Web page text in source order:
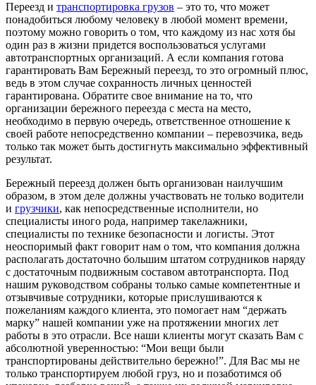
Переезд и транспортировка грузов – это то, что может
понадобиться любому человеку в любой момент времени,
поэтому можно говорить о том, что каждому из нас хотя бы
один раз в жизни придется воспользоваться услугами
автотранспортных организаций. А если компания готова
гарантировать Вам Бережный переезд, то это огромный плюс,
ведь в этом случае сохранность личных ценностей
гарантирована. Обратите свое внимание на то, что
организации бережного переезда с места на место,
необходимо в первую очередь, ответственное отношение к
своей работе непосредственно компании – перевозчика, ведь
только так может быть достигнуть максимально эффективный
результат.
Бережный переезд должен быть организован наилучшим
образом, в этом деле должны участвовать не только водители
и грузчики, как непосредственные исполнители, но
специалисты иного рода, например такелажники,
специалисты по технике безопасности и логисты. Этот
неоспоримый факт говорит нам о том, что компания должна
располагать достаточно большим штатом сотрудников наряду
с достаточным подвижным составом автотранспорта. Под
нашим руководством собраны только самые компетентные и
отзывчивые сотрудники, которые прислушиваются к
пожеланиям каждого клиента, это помогает нам “держать
марку” нашей компании уже на протяжении многих лет
работы в это отрасли. Все наши клиенты могут сказать Вам с
абсолютной уверенностью: “Мои вещи были
транспортированы действительно бережно!”. Для Вас мы не
только транспортируем любой груз, но и позаботимся об